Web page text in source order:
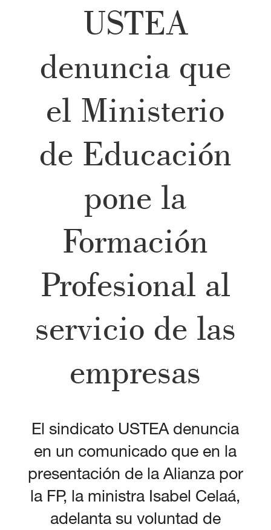
USTEA
denuncia que
el Ministerio
de Educación
pone la
Formación
Profesional al
servicio de las
empresas
El sindicato USTEA denuncia
en un comunicado que en la
presentación de la Alianza por
la FP, la ministra Isabel Celaá,
adelanta su voluntad de